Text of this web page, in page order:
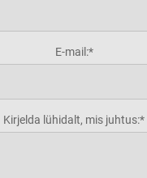
E-mail:
Kirjelda lühidalt, mis juhtus: